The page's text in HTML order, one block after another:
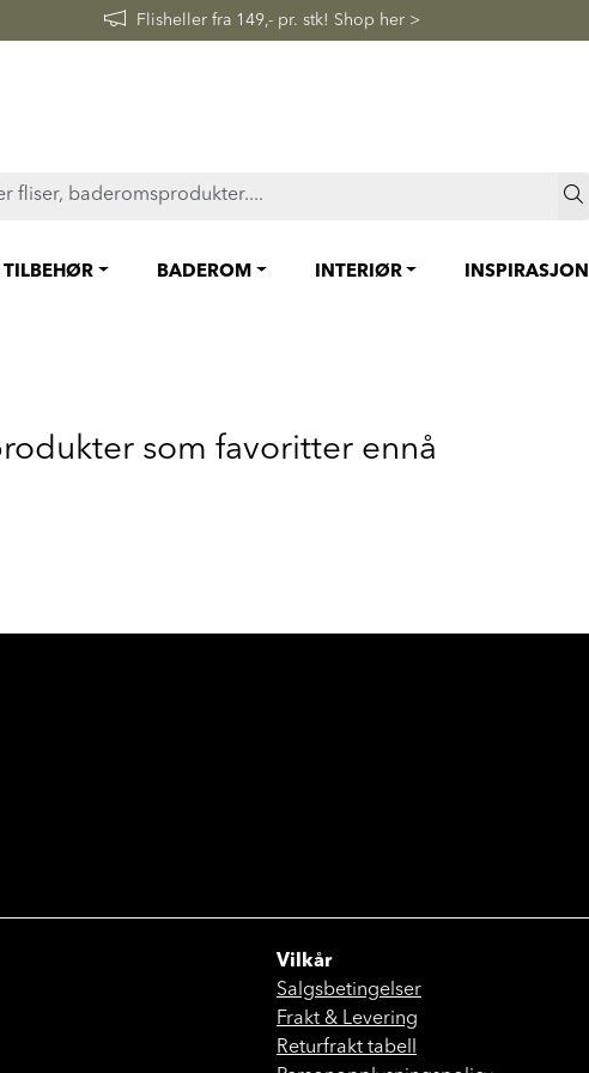
Flisheller fra 149,- pr. stk! Shop her >
TILBEHØR BADEROM INTERIØR INSPIRASJON
som favoritter ennå
Vilkår
Salgsbetingelser
Frakt & Levering
Returfrakt tabell